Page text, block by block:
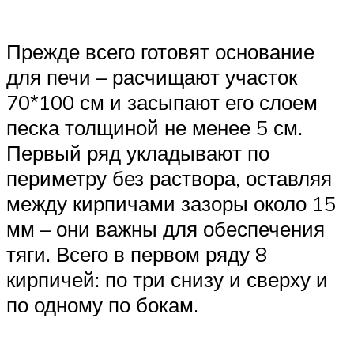
Прежде всего готовят основание
для печи – расчищают участок
70*100 см и засыпают его слоем
песка толщиной не менее 5 см.
Первый ряд укладывают по
периметру без раствора, оставляя
между кирпичами зазоры около 15
мм – они важны для обеспечения
тяги. Всего в первом ряду 8
кирпичей: по три снизу и сверху и
по одному по бокам.